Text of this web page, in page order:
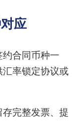
应
合同币种一
率锁定协议或
完整发票、提